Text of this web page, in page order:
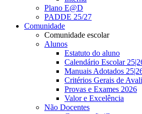
Plano E@D
PADDE 25/27
Comunidade
Comunidade escolar
Alunos
Estatuto do aluno
Calendário Escolar
Manuais Adotados
Critérios Gerais de
Provas e Exames 2026
Valor e Excelência
Não Docentes